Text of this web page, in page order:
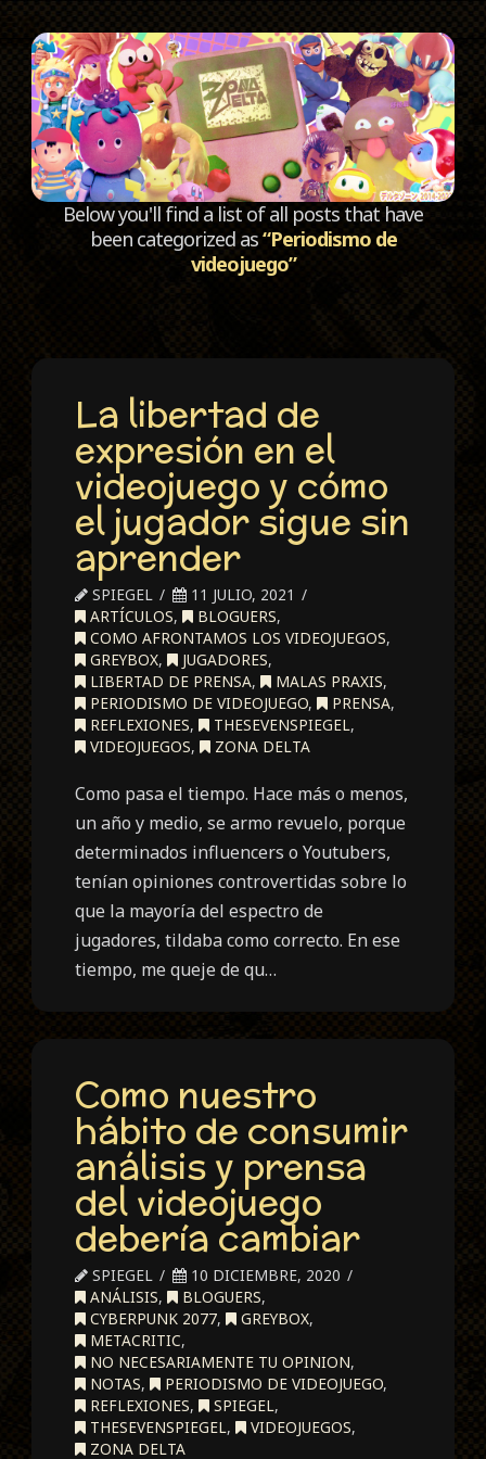
Below you'll find a list of all posts that have
been categorized as“Periodismo de
videojuego”
La libertad de
expresión en el
videojuego y cómo
el jugador sigue sin
aprender
SPIEGEL
11 JULIO, 2021
ARTÍCULOS, BLOGUERS,
COMO AFRONTAMOS LOS VIDEOJUEGOS,
GREYBOX, JUGADORES,
LIBERTAD DE PRENSA, MALAS PRAXIS,
PERIODISMO DE VIDEOJUEGO, PRENSA,
REFLEXIONES, THESEVENSPIEGEL,
VIDEOJUEGOS, ZONA DELTA
Como pasa el tiempo. Hace más o menos,
un año y medio, se armo revuelo, porque
determinados influencers o Youtubers,
tenían opiniones controvertidas sobre lo
que la mayoría del espectro de
jugadores, tildaba como correcto. En ese
tiempo, me queje de qu…
Como nuestro
hábito de consumir
análisis y prensa
del videojuego
debería cambiar
SPIEGEL
10 DICIEMBRE, 2020
ANÁLISIS, BLOGUERS,
CYBERPUNK 2077, GREYBOX,
METACRITIC,
NO NECESARIAMENTE TU OPINION,
NOTAS, PERIODISMO DE VIDEOJUEGO,
REFLEXIONES, SPIEGEL,
THESEVENSPIEGEL, VIDEOJUEGOS,
ZONA DELTA